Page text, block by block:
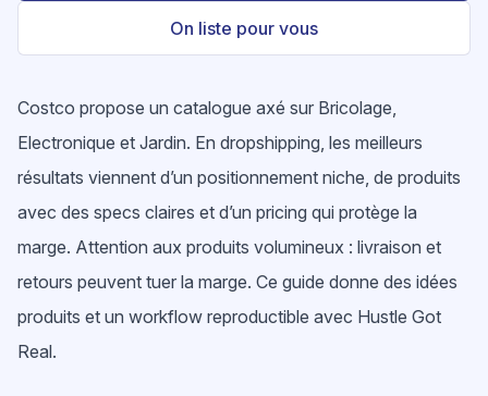
On liste pour vous
Costco propose un catalogue axé sur Bricolage,
Electronique et Jardin. En dropshipping, les meilleurs
résultats viennent d’un positionnement niche, de produits
avec des specs claires et d’un pricing qui protège la
marge. Attention aux produits volumineux : livraison et
retours peuvent tuer la marge. Ce guide donne des idées
produits et un workflow reproductible avec Hustle Got
Real.